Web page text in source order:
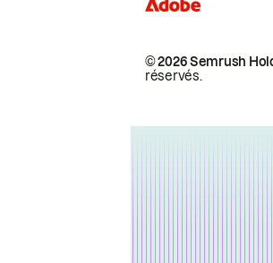
© 2026 Semrush
réservés.